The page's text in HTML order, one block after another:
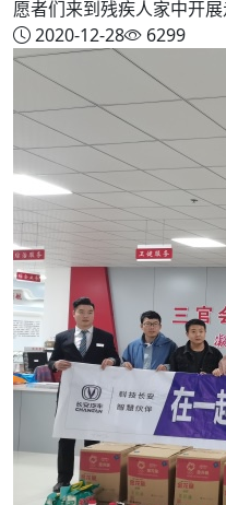
愿者们来到残疾人家中开
2020-12-28
6299